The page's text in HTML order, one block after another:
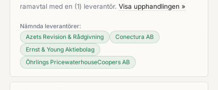
ramavtal med en (1) leverantör. Visa upphandlingen »
Nämnda leverantörer:
Azets Revision & Rådgivning
Conectura AB
Ernst & Young Aktiebolag
Öhrlings PricewaterhouseCoopers AB